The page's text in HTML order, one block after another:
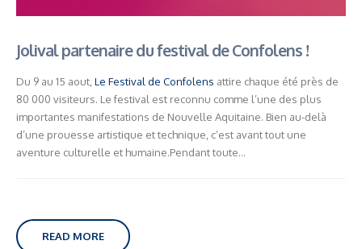
Jolival partenaire du festival de Confolens !
Du 9 au 15 aout,Le Festival de Confolens attire chaque été près de
80 000 visiteurs. Le festival est reconnu comme l’une des plus
importantes manifestations de Nouvelle Aquitaine. Bien au-delà
d’une prouesse artistique et technique, c’est avant tout une
aventure culturelle et humaine.Pendant toute...
READ MORE